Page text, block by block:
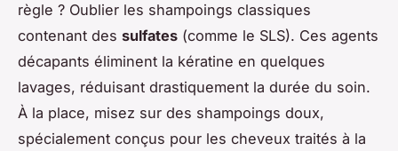
règle ? Oublier les shampoings classiques
contenant des sulfates (comme le SLS). Ces agents
décapants éliminent la kératine en quelques
lavages, réduisant drastiquement la durée du soin.
À la place, misez sur des shampoings doux,
spécialement conçus pour les cheveux traités à la